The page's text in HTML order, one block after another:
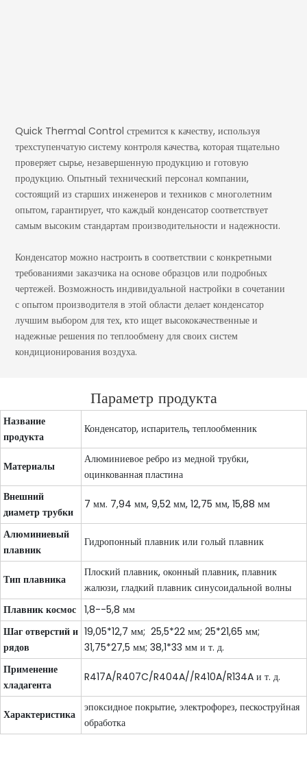
Quick Thermal Control стремится к качеству, используя
трехступенчатую систему контроля качества, которая тщательно
проверяет сырье, незавершенную продукцию и готовую
продукцию. Опытный технический персонал компании,
состоящий из старших инженеров и техников с многолетним
опытом, гарантирует, что каждый конденсатор соответствует
самым высоким стандартам производительности и надежности.
Конденсатор можно настроить в соответствии с конкретными
требованиями заказчика на основе образцов или подробных
чертежей. Возможность индивидуальной настройки в сочетании
с опытом производителя в этой области делает конденсатор
лучшим выбором для тех, кто ищет высококачественные и
надежные решения по теплообмену для своих систем
кондиционирования воздуха.
Параметр продукта
Название
продукта
Конденсатор, испаритель, теплообменник
Материалы
Алюминиевое ребро из медной трубки,
оцинкованная пластина
Внешний
диаметр трубки
7 мм. 7,94 мм, 9,52 мм, 12,75 мм, 15,88 мм
Алюминиевый
плавник
Гидропонный плавник или голый плавник
Тип плавника
Плоский плавник, оконный плавник, плавник
жалюзи, гладкий плавник синусоидальной волны
Плавник космос 1,8--5,8 мм
Шаг отверстий и
рядов
19,05*12,7 мм; 25,5*22 мм; 25*21,65 мм;
31,75*27,5 мм; 38,1*33 мм и т. д.
Применение
хладагента
R417A/R407C/R404A//R410A/R134A и т. д.
Характеристика
эпоксидное покрытие, электрофорез, пескоструйная
обработка